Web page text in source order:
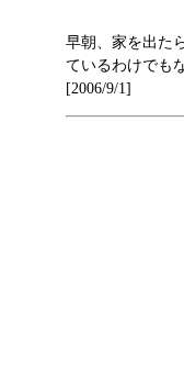
早朝、家を出た
ているわけでも
[2006/9/1]